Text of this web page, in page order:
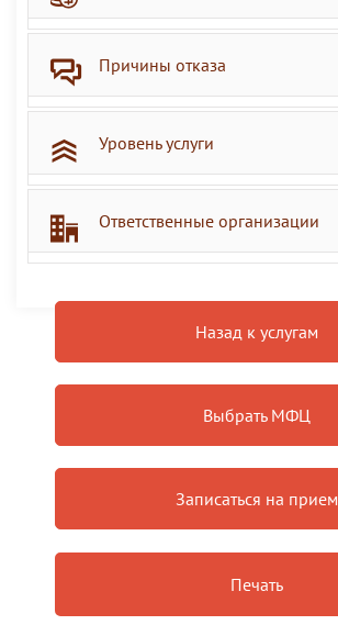
Причины отказа
Уровень услуги
Ответственные организации
Назад к услугам
Выбрать МФЦ
Записаться на прием
Печать